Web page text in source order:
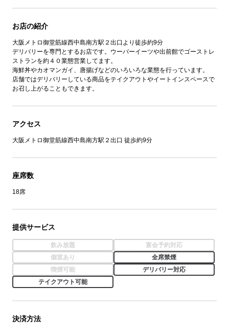
お店の紹介
大阪メトロ御堂筋線西中島南方駅２出口より徒歩約9分
デリバリーを専門とするお店です。ウーバーイーツや出前館でゴーストレ
ストランを約４０業態営業してます。
海鮮丼やカオマンガイ、唐揚げなどのいろいろな業態を行っています。
店舗ではデリバリーしている商品をテイクアウトやイートインスペースで
お召し上がることもできます。
アクセス
大阪メトロ御堂筋線西中島南方駅２出口 徒歩約9分
座席数
18席
提供サービス
飲み放題
宴会予約対応
個室あり
全席禁煙
喫煙可能
デリバリー対応
テイクアウト可能
決済方法